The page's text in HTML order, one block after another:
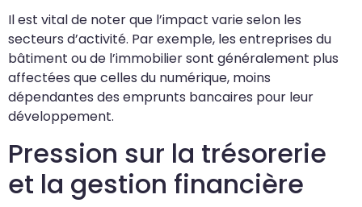
Il est vital de noter que l’impact varie selon les
secteurs d’activité. Par exemple, les entreprises du
bâtiment ou de l’immobilier sont généralement plus
affectées que celles du numérique, moins
dépendantes des emprunts bancaires pour leur
développement.
Pression sur la trésorerie
et la gestion financière